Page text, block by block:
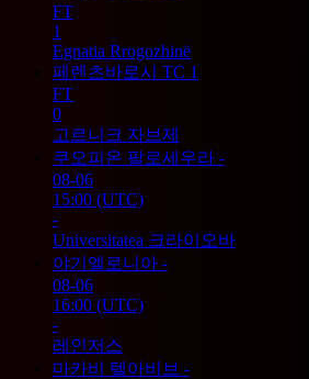
FT
1
Egnatia Rrogozhinë
페렌츠바로시 TC 1
FT
0
고르니크 자브제
쿠오피온 팔로세우라 -
08-06
15:00 (UTC)
-
Universitatea 크라이오바
야기엘로니아 -
08-06
16:00 (UTC)
-
레인저스
마카비 텔아비브 -